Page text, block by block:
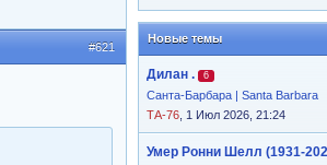
Новые темы
Дилан . 6
Санта-Барбара | Santa Barbara
ТА-76 , 1 Июл 2026, 21:24
Умер Ронни Шелл (1931-
#621